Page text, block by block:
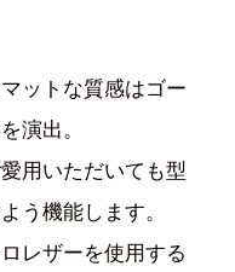
ットな質感はゴー
演出。
用いただいても型
う機能します。
レザーを使用する